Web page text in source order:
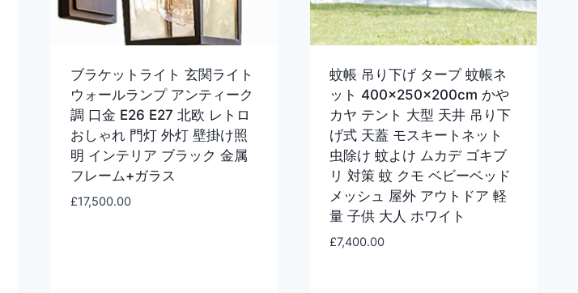
ブラケットライト 玄関ライト
ウォールランプ アンティーク
調 口金 E26 E27 北欧 レトロ
おしゃれ 門灯 外灯 壁掛け照
明 インテリア ブラック 金属
フレーム+ガラス
£17,500.00
蚊帳 吊り下げ タープ 蚊帳ネ
ット 400×250×200cm かや
カヤ テント 大型 天井 吊り下
げ式 天蓋 モスキートネット
虫除け 蚊よけ ムカデ ゴキブ
リ 対策 蚊 クモ ベビーベッド
メッシュ 屋外 アウトドア 軽
量 子供 大人 ホワイト
£7,400.00